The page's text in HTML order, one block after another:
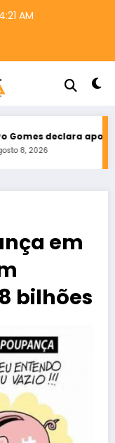
AM
apoio à reeleição
em
bilhões